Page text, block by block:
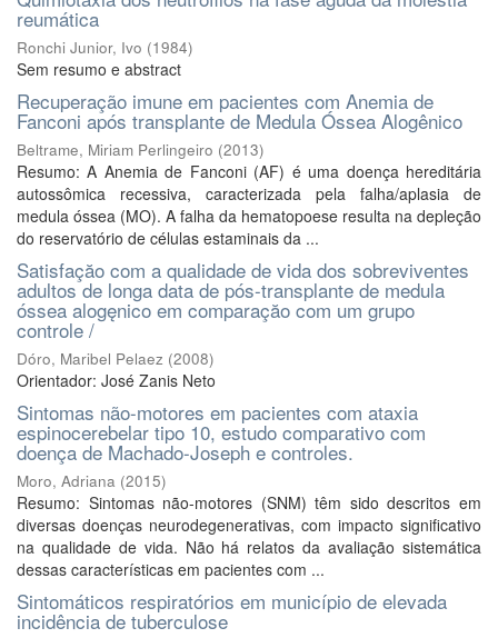
reumática
Ronchi Junior, Ivo (1984)
Sem resumo e abstract
Recuperação imune em pacientes com Anemia de
Fanconi após transplante de Medula Óssea Alogênico
Beltrame, Miriam Perlingeiro (2013)
Resumo: A Anemia de Fanconi (AF) é uma doença hereditária
autossômica recessiva, caracterizada pela falha/aplasia de
medula óssea (MO). A falha da hematopoese resulta na depleção
do reservatório de células estaminais da ...
Satisfaçăo com a qualidade de vida dos sobreviventes
adultos de longa data de pós-transplante de medula
óssea alogęnico em comparaçăo com um grupo
controle /
Dóro, Maribel Pelaez (2008)
Orientador: José Zanis Neto
Sintomas não-motores em pacientes com ataxia
espinocerebelar tipo 10, estudo comparativo com
doença de Machado-Joseph e controles.
Moro, Adriana (2015)
Resumo: Sintomas não-motores (SNM) têm sido descritos em
diversas doenças neurodegenerativas, com impacto significativo
na qualidade de vida. Não há relatos da avaliação sistemática
dessas características em pacientes com ...
Sintomáticos respiratórios em município de elevada
incidência de tuberculose